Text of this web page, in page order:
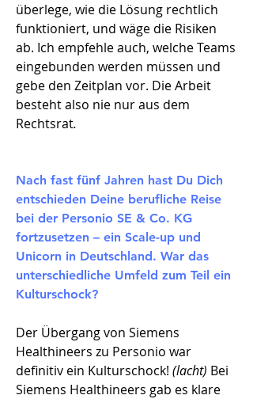
überlege, wie die Lösung rechtlich
funktioniert, und wäge die Risiken
ab. Ich empfehle auch, welche Teams
eingebunden werden müssen und
gebe den Zeitplan vor. Die Arbeit
besteht also nie nur aus dem
Rechtsrat.
Nach fast fünf Jahren hast Du Dich
entschieden Deine berufliche Reise
bei der Personio SE & Co. KG
fortzusetzen – ein Scale-up und
Unicorn in Deutschland. War das
unterschiedliche Umfeld zum Teil ein
Kulturschock?​
Der Übergang von Siemens
Healthineers zu Personio war
definitiv ein Kulturschock! (lacht) Bei
Siemens Healthineers gab es klare